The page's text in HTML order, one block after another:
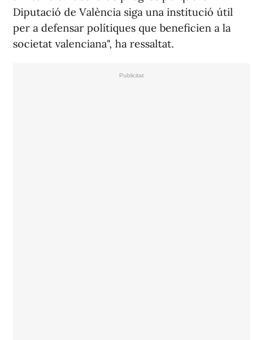
Diputació de València siga una institució útil
per a defensar polítiques que beneficien a la
societat valenciana", ha ressaltat.